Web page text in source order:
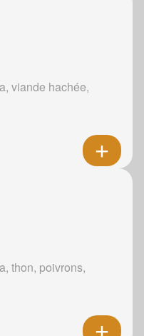
viande hachée,
thon, poivrons,